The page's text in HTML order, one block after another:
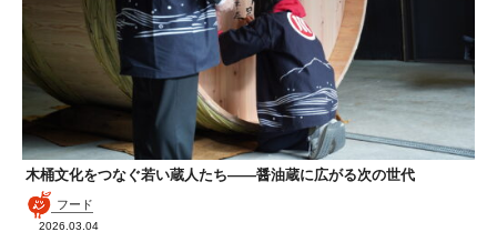
木桶文化をつなぐ若い蔵人たち——醤油蔵に広がる次の世代
フード
2026.03.04